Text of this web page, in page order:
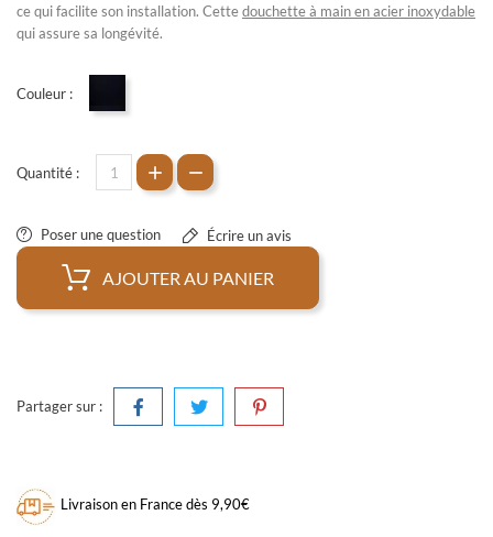
ce qui facilite son installation. Cettedouchette à main en acier inoxydable
qui assure sa longévité.
Couleur :
Quantité :
Poser une question Écrire un avis
AJOUTER AU PANIER
Partager sur :
Livraison en France dès 9,90€